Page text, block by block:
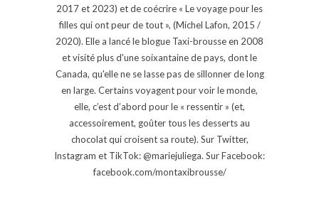
2017 et 2023) et de coécrire « Le voyage pour les
filles qui ont peur de tout », (Michel Lafon, 2015 /
2020). Elle a lancé le blogue Taxi-brousse en 2008
et visité plus d'une soixantaine de pays, dont le
Canada, qu'elle ne se lasse pas de sillonner de long
en large. Certains voyagent pour voir le monde,
elle, c’est d’abord pour le « ressentir » (et,
accessoirement, goûter tous les desserts au
chocolat qui croisent sa route). Sur Twitter,
Instagram et TikTok: @mariejuliega. Sur Facebook:
facebook.com/montaxibrousse/